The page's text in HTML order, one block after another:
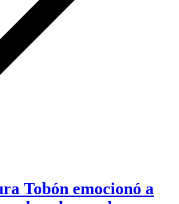
Tobón emocionó a